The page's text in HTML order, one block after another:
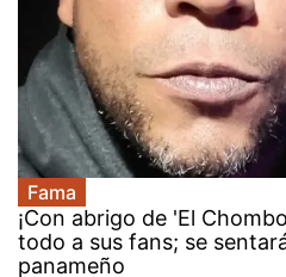
Fama
¡Con abrigo de 'El
todo a sus fans; se
panameño